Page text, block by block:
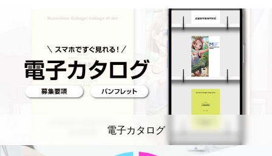
電子カタログ